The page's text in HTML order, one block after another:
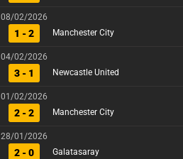
08/02/2026
1 - 2 Manchester City
04/02/2026
3 - 1 Newcastle United
01/02/2026
2 - 2 Manchester City
28/01/2026
2 - 0 Galatasaray